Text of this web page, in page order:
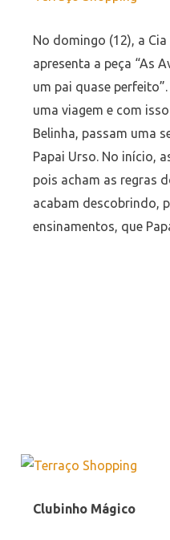
No domingo (12), a
apresenta a peça “As
um pai quase
uma viagem e com
Belinha, passam uma
Papai Urso. No início,
pois acham as regras
acabam descobrindo,
ensinamentos, que
Clubinho Mágico